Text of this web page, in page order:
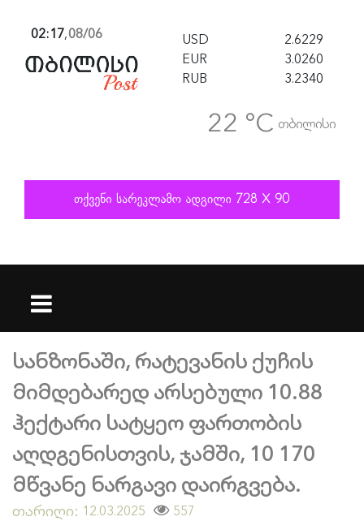
02:17,08/06 USD
2.6229
EUR
3.0260
RUB
3.2340
22 °C თბილისი
სანზონაში, რატევანის ქუჩის
მიმდებარედ არსებული 10.88
ჰექტარი სატყეო ფართობის
აღდგენისთვის, ჯამში, 10 170
მწვანე ნარგავი დაირგვება.
თარიღი: 12.03.2025 557